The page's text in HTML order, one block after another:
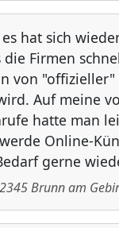
hat sich
die Firmen
von "offizieller"
Auf meine
hatte man
Online-
gerne
2345Brunn am